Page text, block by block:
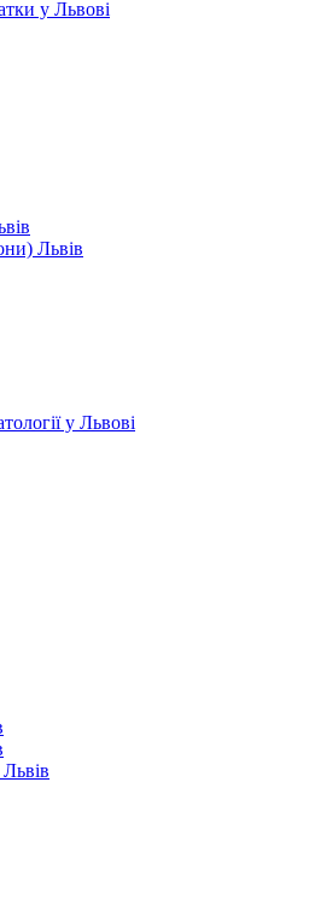
у Львові
Львів
у Львові